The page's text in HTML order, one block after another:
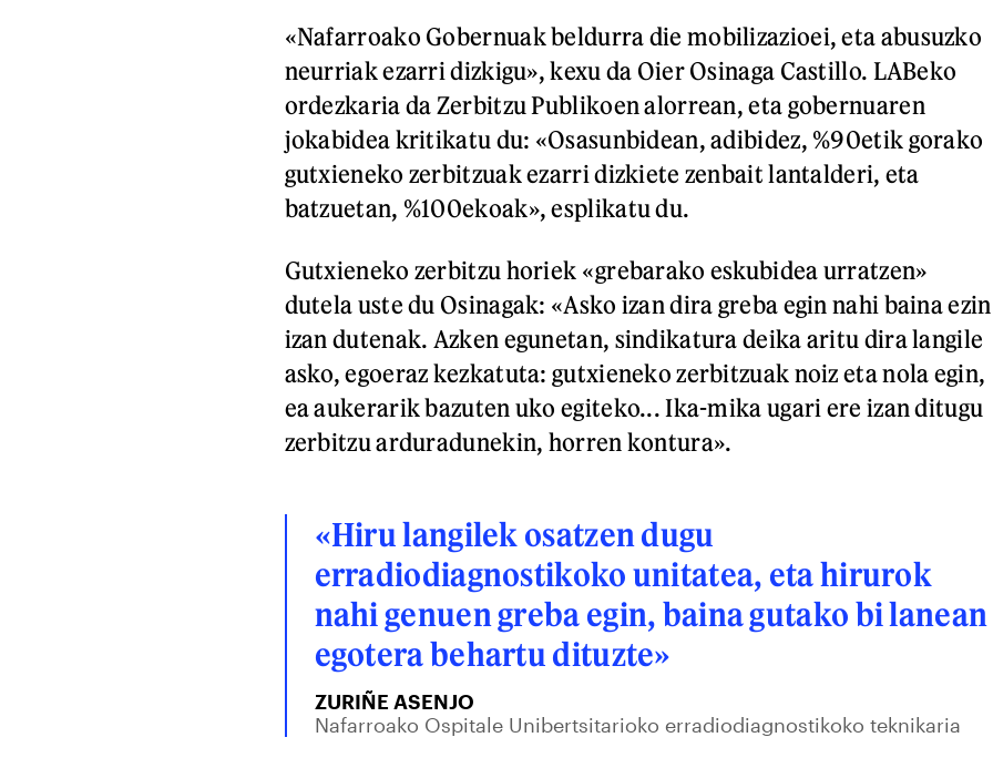
«Nafarroako Gobernuak beldurra die mobilizazioei, eta abusuzko
neurriak ezarri dizkigu», kexu da Oier Osinaga Castillo. LABeko
ordezkaria da Zerbitzu Publikoen alorrean, eta gobernuaren
jokabidea kritikatu du: «Osasunbidean, adibidez, %90etik gorako
gutxieneko zerbitzuak ezarri dizkiete zenbait lantalderi, eta
batzuetan, %100ekoak», esplikatu du.
Gutxieneko zerbitzu horiek «grebarako eskubidea urratzen»
dutela uste du Osinagak: «Asko izan dira greba egin nahi baina ezin
izan dutenak. Azken egunetan, sindikatura deika aritu dira langile
asko, egoeraz kezkatuta: gutxieneko zerbitzuak noiz eta nola egin,
ea aukerarik bazuten uko egiteko... Ika-mika ugari ere izan ditugu
zerbitzu arduradunekin, horren kontura».
«Hiru langilek osatzen dugu
erradiodiagnostikoko unitatea, eta hirurok
nahi genuen greba egin, baina gutako bi lanean
egotera behartu dituzte»
ZURIÑE ASENJO
Nafarroako Ospitale Unibertsitarioko erradiodiagnostikoko teknikaria